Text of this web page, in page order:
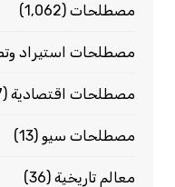
مصطلحات(1٬062)
مصطلحات استيراد
مصطلحات اقتصادية(87)
مصطلحات سيو(13)
معالم تاريخية(36)